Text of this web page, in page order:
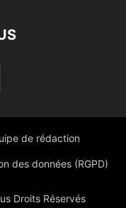
de rédaction
des données (RGPD)
Droits Réservés